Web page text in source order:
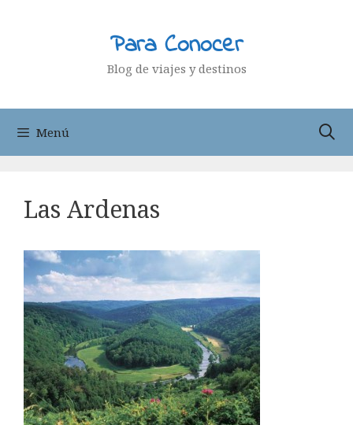
Para Conocer
Blog de viajes y destinos
Menú
Las Ardenas